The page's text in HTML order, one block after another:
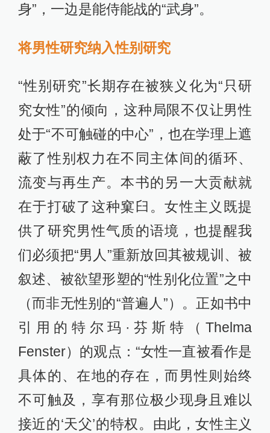
身”，一边是能侍能战的“武身”。
将男性研究纳入性别研究
“性别研究”长期存在被狭义化为“只研
究女性”的倾向，这种局限不仅让男性
处于“不可触碰的中心”，也在学理上遮
蔽了性别权力在不同主体间的循环、
流变与再生产。本书的另一大贡献就
在于打破了这种窠臼。女性主义既提
供了研究男性气质的语境，也提醒我
们必须把“男人”重新放回其被规训、被
叙述、被欲望形塑的“性别化位置”之中
（而非无性别的“普遍人”）。正如书中
引用的特尔玛·芬斯特（Thelma
Fenster）的观点：“女性一直被看作是
具体的、在地的存在，而男性则始终
不可触及，享有那位极少现身且难以
接近的‘天父’的特权。由此，女性主义